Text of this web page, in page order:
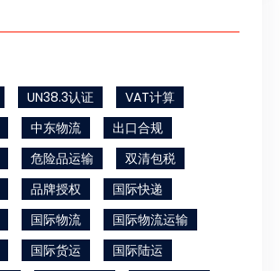
UN38.3认证
VAT计算
中东物流
出口合规
危险品运输
双清包税
品牌授权
国际快递
国际物流
国际物流运输
国际货运
国际陆运